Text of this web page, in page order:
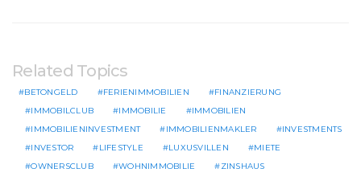
Related Topics
BETONGELD FERIENIMMOBILIEN
FINANZIERUNG
IMMOBILCLUB
IMMOBILIE
IMMOBILIEN
IMMOBILIENINVESTMENT
IMMOBILIENMAKLER
INVESTMENTS
INVESTOR
LIFESTYLE LUXUSVILLEN
MIETE
OWNERSCLUB
WOHNIMMOBILIE ZINSHAUS